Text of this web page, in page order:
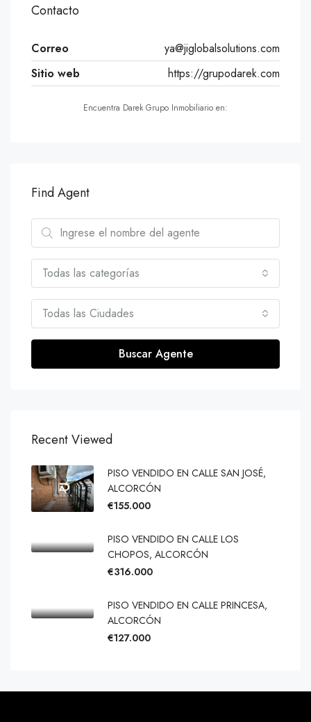
Contacto
Correo
ya@jiglobalsolutions.com
Sitio web
https://grupodarek.com
Encuentra Darek Grupo Inmobiliario en:
Find Agent
Todas las categorías
Todas las Ciudades
Buscar Agente
Recent Viewed
PISO VENDIDO EN CALLE SAN JOSÉ,
ALCORCÓN
€155.000
PISO VENDIDO EN CALLE LOS
CHOPOS, ALCORCÓN
€316.000
PISO VENDIDO EN CALLE PRINCESA,
ALCORCÓN
€127.000